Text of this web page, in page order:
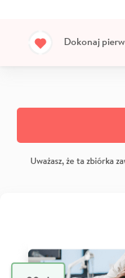
Dokonaj
Uważasz, że ta zbiórka